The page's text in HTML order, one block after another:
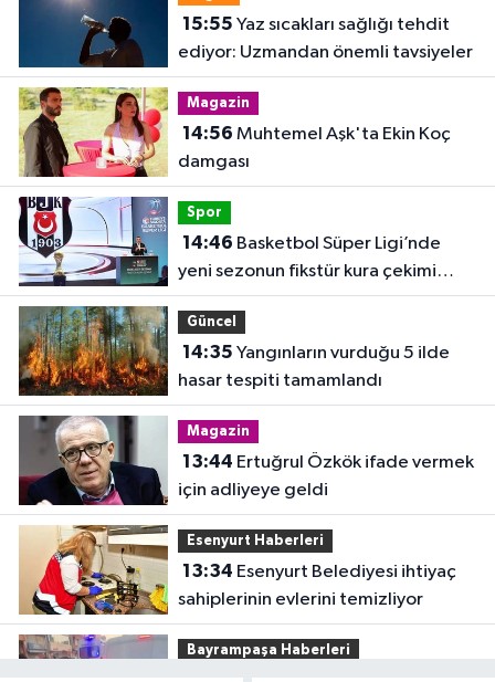
15:55
ediyor: Uzmandan önemli tavsiyeler
Magazin
14:56
damgası
Spor
14:46
yeni sezonun fikstür kura çekimi
yapıldı
Güncel
14:35
hasar tespiti tamamlandı
Magazin
13:44
için adliyeye geldi
Esenyurt Haberleri
13:34
sahiplerinin evlerini temizliyor
Bayrampaşa Haberleri